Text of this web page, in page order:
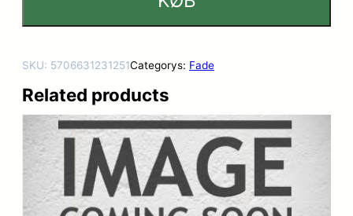
SKU: 5706631231251Categorys: Fade
Related products